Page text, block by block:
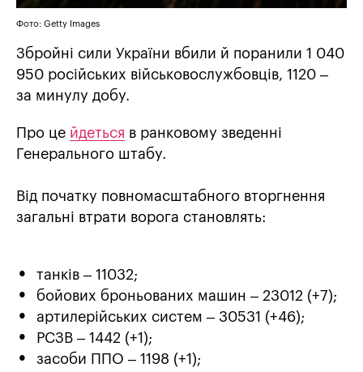
Фото: Getty Images
Збройні сили України вбили й поранили 1 040
950 російських військовослужбовців, 1120 –
за минулу добу.
Про це йдеться в ранковому зведенні
Генерального штабу.
Від початку повномасштабного вторгнення
загальні втрати ворога становлять:
танків – 11032;
бойових броньованих машин – 23012 (+7);
артилерійських систем – 30531 (+46);
РСЗВ – 1442 (+1);
засоби ППО – 1198 (+1);